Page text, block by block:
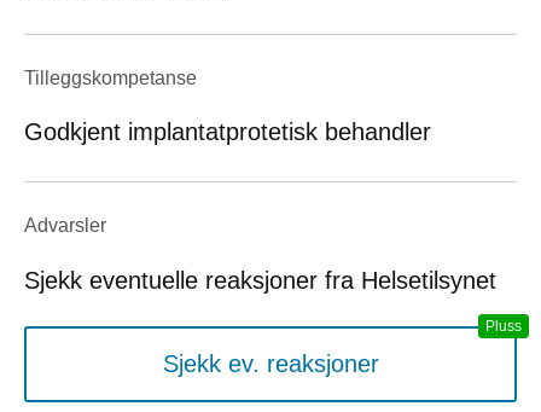
Tilleggskompetanse
Godkjent implantatprotetisk behandler
Advarsler
Sjekk eventuelle reaksjoner fra Helsetilsynet
Sjekk ev. reaksjoner